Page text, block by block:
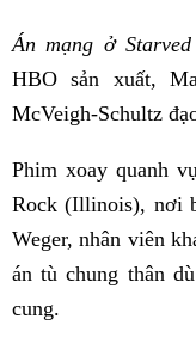
Án mạng ở
HBO sản xuất,
McVeigh‑Schultz
Phim xoay quanh
Rock (Illinois), nơi
Weger, nhân viên
án tù chung thân
cung.